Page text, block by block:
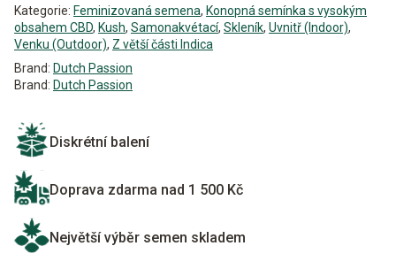
Kategorie: Feminizovaná semena, Konopná semínka s vysokým
obsahem CBD, Kush, Samonakvétací, Skleník, Uvnitř (Indoor),
Venku (Outdoor), Z větší části Indica
Brand: Dutch Passion
Brand: Dutch Passion
Diskrétní balení
Doprava zdarma nad 1 500 Kč
Největší výběr semen skladem